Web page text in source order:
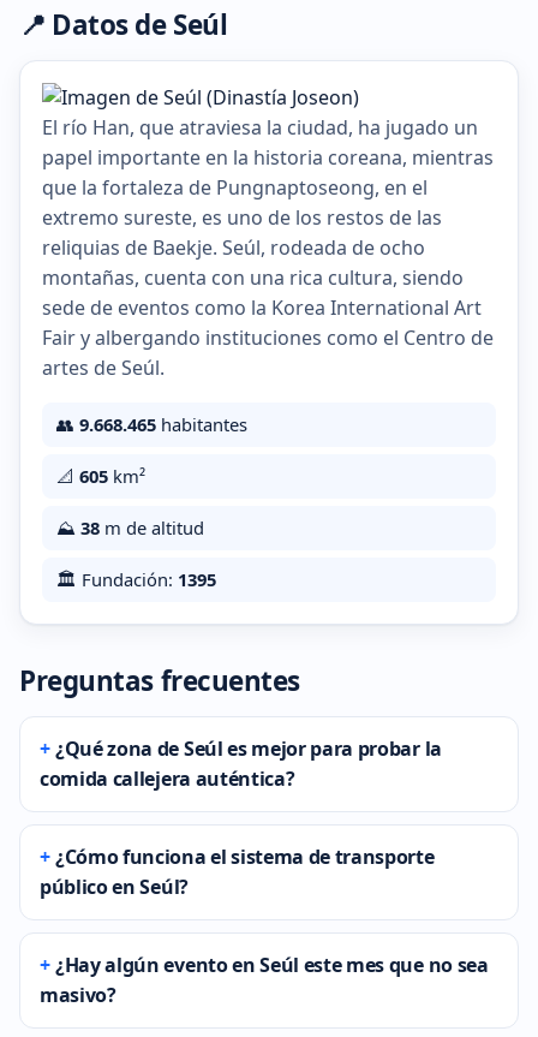
📍 Datos de Seúl
El río Han, que atraviesa la ciudad, ha jugado un
papel importante en la historia coreana, mientras
que la fortaleza de Pungnaptoseong, en el
extremo sureste, es uno de los restos de las
reliquias de Baekje. Seúl, rodeada de ocho
montañas, cuenta con una rica cultura, siendo
sede de eventos como la Korea International Art
Fair y albergando instituciones como el Centro de
artes de Seúl.
👥 9.668.465 habitantes
📐 605 km²
⛰️ 38 m de altitud
🏛️ Fundación: 1395
Preguntas frecuentes
¿Qué zona de Seúl es mejor para probar la
comida callejera auténtica?
¿Cómo funciona el sistema de transporte
público en Seúl?
¿Hay algún evento en Seúl este mes que no sea
masivo?